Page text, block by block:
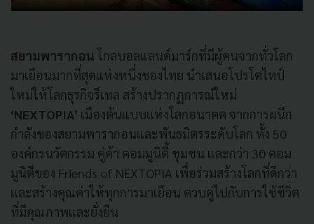
สยามพารากอน โกลบอลแลนด์มาร์กที่มีผู้คนจากทั่วโลก
มาเยือนมากที่สุดแห่งหนึ่งของไทย นำเสนอโปรโตไทป์
ใหม่ให้โลกธุรกิจรีเทล สร้างปรากฏการณ์ใหม่
‘NEXTOPIA’ เมืองต้นแบบแห่งโลกอนาคต จากการผนึก
กำลังของสยามพารากอนและพันธมิตรระดับโลก ทั้ง 50
องค์กรนวัตกรรม คู่ค้า คอมมูนิตี้ ชุมชน และกว่า 30 คอม
มูนิตีของ Friends of NEXTOPIA เพื่อร่วมสร้างโลกที่ดีกว่า
และสร้างคุณค่าให้ทุกการมาเยือน ควบคู่ไปกับการใช้ชีวิต
ที่มีคุณภาพและยั่งยืน